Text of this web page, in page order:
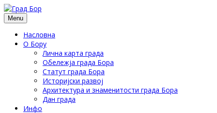
Menu
Насловна
О Бору
Лична карта града
Обележја града Бора
Статут града Бора
Историјски развој
Архитектура и знаменитости града Бора
Дан града
Инфо